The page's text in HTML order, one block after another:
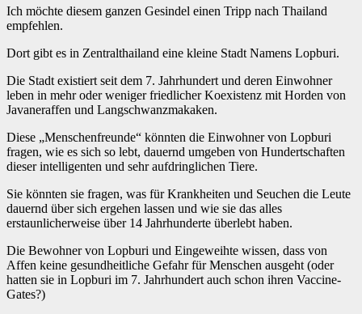
Ich möchte diesem ganzen Gesindel einen Tripp nach Thailand
empfehlen.
Dort gibt es in Zentralthailand eine kleine Stadt Namens Lopburi.
Die Stadt existiert seit dem 7. Jahrhundert und deren Einwohner
leben in mehr oder weniger friedlicher Koexistenz mit Horden von
Javaneraffen und Langschwanzmakaken.
Diese „Menschenfreunde“ könnten die Einwohner von Lopburi
fragen, wie es sich so lebt, dauernd umgeben von Hundertschaften
dieser intelligenten und sehr aufdringlichen Tiere.
Sie könnten sie fragen, was für Krankheiten und Seuchen die Leute
dauernd über sich ergehen lassen und wie sie das alles
erstaunlicherweise über 14 Jahrhunderte überlebt haben.
Die Bewohner von Lopburi und Eingeweihte wissen, dass von
Affen keine gesundheitliche Gefahr für Menschen ausgeht (oder
hatten sie in Lopburi im 7. Jahrhundert auch schon ihren Vaccine-
Gates?)